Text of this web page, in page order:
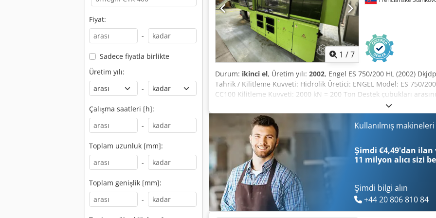
Fiyat:
-
Sadece fiyatla birlikte
Üretim yılı:
-
Çalışma saatleri [h]:
-
Toplam uzunluk [mm]:
-
Toplam genişlik [mm]:
-
1 /7
Durum: ikinci el, Üretim yılı: 2002, Engel ES 750/200 HL (2002)
Tahrik / Kilitleme Kuvveti: Hidrolik Üretici: ENGEL Model: ES 750/
CC100 Kilitleme Kuvveti: 2000 kN = 200 Ton Destek çubukları
çubukları arasındaki mesafe V = 457 mm Bilya boyutu yaklaşık 340 g
Kullanılmış
Şimdi €4,49'dan ilan
11 milyon alıcı sizi
Şimdi bilgi alın
+44 20 806 810 84